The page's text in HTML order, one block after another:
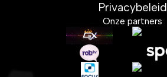
Privacybeleid
Onze partners